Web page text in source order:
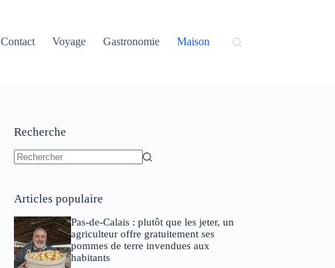
Contact Voyage Gastronomie Maison
Recherche
Articles populaire
Pas-de-Calais : plutôt que les jeter, un
agriculteur offre gratuitement ses
pommes de terre invendues aux
habitants